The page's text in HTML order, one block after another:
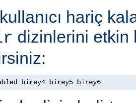
hariç
dizinlerini etkin
birey4 birey5 birey6